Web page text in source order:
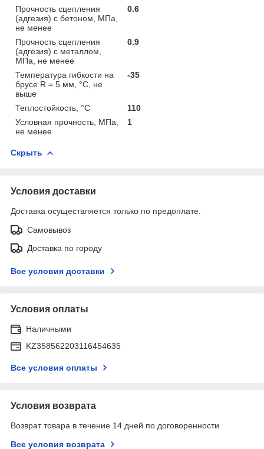
Прочность сцепления
(адгезия) с бетоном, МПа,
не менее
0.6
Прочность сцепления
(адгезия) с металлом,
МПа, не менее
0.9
Температура гибкости на
брусе R = 5 мм, °С, не
выше
-35
Теплостойкость, °С
110
Условная прочность, МПа,
не менее
1
Скрыть
Условия доставки
Доставка осуществляется только по предоплате.
Самовывоз
Доставка по городу
Все условия доставки
Условия оплаты
Наличными
KZ358562203116454635
Все условия оплаты
Условия возврата
Возврат товара в течение 14 дней по договоренности
Все условия возврата